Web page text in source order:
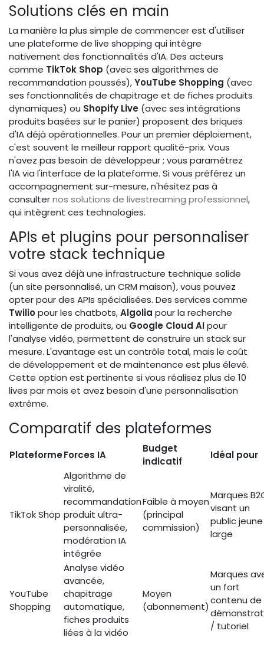
Solutions clés en main
La manière la plus simple de commencer est d'utiliser
une plateforme de live shopping qui intègre
nativement des fonctionnalités d'IA. Des acteurs
comme TikTok Shop (avec ses algorithmes de
recommandation poussés),YouTube Shopping (avec
ses fonctionnalités de chapitrage et de fiches produits
dynamiques) ou Shopify Live (avec ses intégrations
produits basées sur le panier) proposent des briques
d'IA déjà opérationnelles. Pour un premier déploiement,
c'est souvent le meilleur rapport qualité-prix. Vous
n'avez pas besoin de développeur ; vous paramétrez
l'IA via l'interface de la plateforme. Si vous préférez un
accompagnement sur-mesure, n'hésitez pas à
consulternos solutions de livestreaming professionnel,
qui intègrent ces technologies.
APIs et plugins pour personnaliser
votre stack technique
Si vous avez déjà une infrastructure technique solide
(un site personnalisé, un CRM maison), vous pouvez
opter pour des APIs spécialisées. Des services comme
Twiliopour les chatbots,Algolia pour la recherche
intelligente de produits, ou Google Cloud AIpour
l'analyse vidéo, permettent de construire un stack sur
mesure. L'avantage est un contrôle total, mais le coût
de développement et de maintenance est plus élevé.
Cette option est pertinente si vous réalisez plus de 10
lives par mois et avez besoin d'une personnalisation
extrême.
Comparatif des plateformes
PlateformeForces IA
Budget
indicatif
Idéal pour
TikTok Shop
Algorithme de
viralité,
recommandation
produit ultra-
personnalisée,
modération IA
intégrée
Faible à moyen
(principal
commission)
Marques
visant un
public
large
YouTube
Shopping
Analyse vidéo
avancée,
chapitrage
automatique,
fiches produits
liées à la vidéo
Moyen
(abonnement)
Marques
un fort
contenu de
/ tutoriel